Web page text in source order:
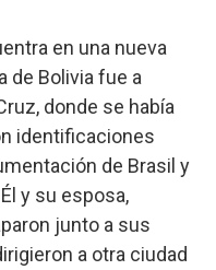
en una nueva
de Bolivia fue a
donde se había
identificaciones
de Brasil y
y su esposa,
junto a sus
a otra ciudad